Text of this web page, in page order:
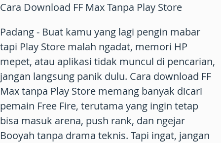
Cara Download FF Max Tanpa Play Store
Padang- Buat kamu yang lagi pengin mabar
tapi Play Store malah ngadat, memori HP
mepet, atau aplikasi tidak muncul di pencarian,
jangan langsung panik dulu. Cara download FF
Max tanpa Play Store memang banyak dicari
pemain Free Fire, terutama yang ingin tetap
bisa masuk arena, push rank, dan ngejar
Booyah tanpa drama teknis. Tapi ingat, jangan